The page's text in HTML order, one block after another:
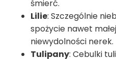
śmierć.
Lilie: Szczególnie
spożycie nawet
niewydolności nerek.
Tulipany: Cebulki